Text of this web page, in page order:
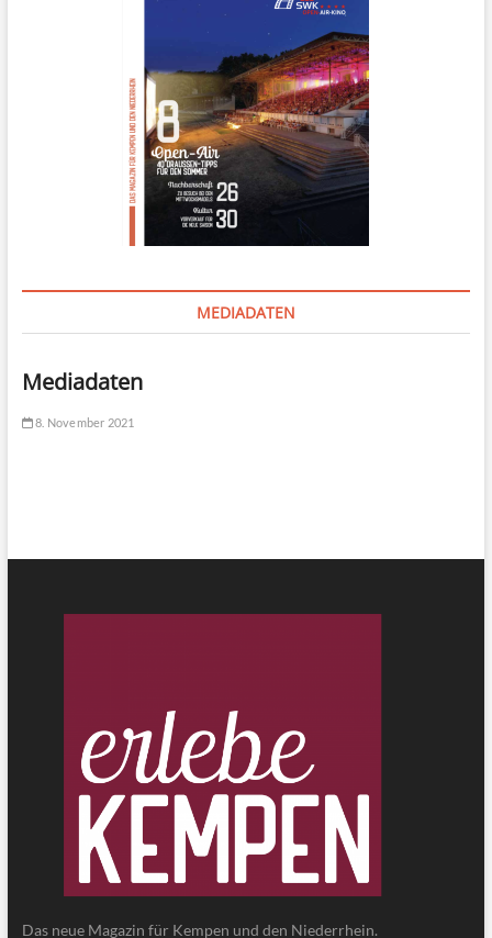
MEDIADATEN
Mediadaten
8. November 2021
Das neue Magazin für Kempen und den Niederrhein.